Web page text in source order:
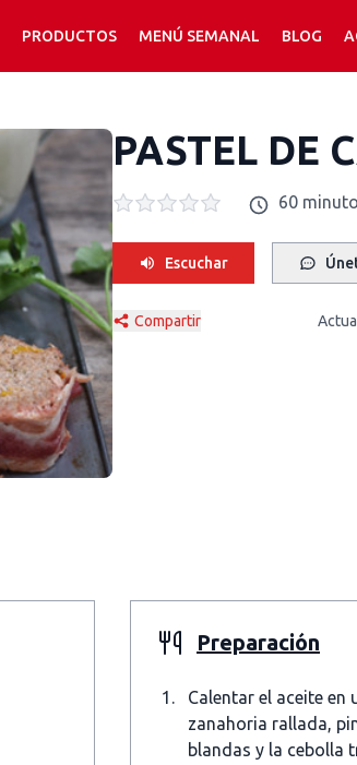
PRODUCTOS MENÚ SEMANAL BLOG
PASTEL DE
60
Escuchar
Compartir
Preparación
Calentar el aceite en
zanahoria rallada,
blandas y la cebolla